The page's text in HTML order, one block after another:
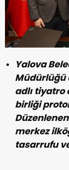
Yalova
Müdürlüğü
adlı tiyatro
birliği
merkez
tasarrufu